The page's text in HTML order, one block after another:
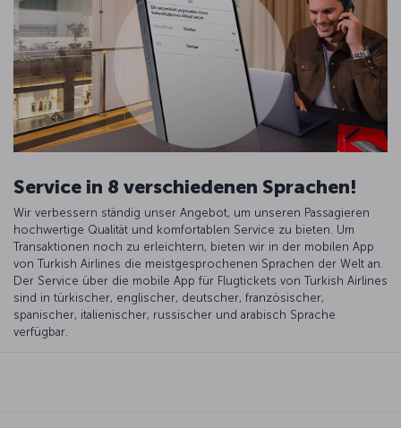
Service in 8 verschiedenen Sprachen!
Wir verbessern ständig unser Angebot, um unseren Passagieren
hochwertige Qualität und komfortablen Service zu bieten. Um
Transaktionen noch zu erleichtern, bieten wir in der mobilen App
von Turkish Airlines die meistgesprochenen Sprachen der Welt an.
Der Service über die mobile App für Flugtickets von Turkish Airlines
sind in türkischer, englischer, deutscher, französischer,
spanischer, italienischer, russischer und arabisch Sprache
verfügbar.